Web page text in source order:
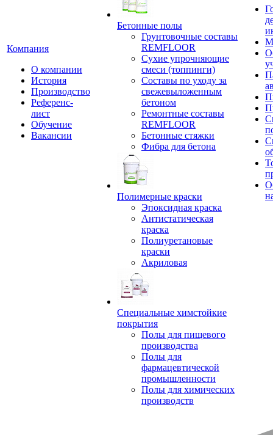
Компания
О компании
История
Производство
Референс-
лист
Обучение
Вакансии
Бетонные полы
Грунтовочные составы
REMFLOOR
Сухие упрочняющие
смеси (топпинги)
Составы по уходу за
свежевыложенным
бетоном
Ремонтные составы
REMFLOOR
Бетонные стяжки
Фибра для бетона
Полимерные краски
Эпоксидная краска
Антистатическая
краска
Полиуретановые
краски
Акриловая
Специальные химстойкие
покрытия
Полы для пищевого
производства
Полы для
фармацевтической
промышленности
Полы для химических
производств